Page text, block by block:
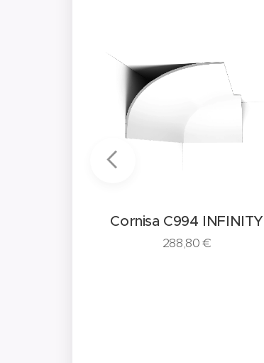
Cornisa C994 INFINITY
288,80€